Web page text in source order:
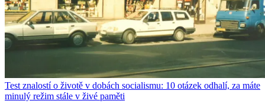
Test znalostí o životě v dobách socialismu: 10 otázek odhalí, za máte
minulý režim stále v živé paměti